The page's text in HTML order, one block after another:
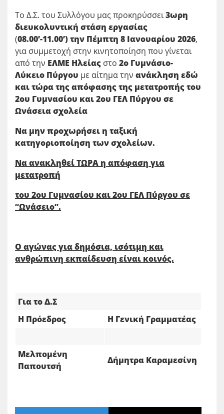
Το Δ.Σ. του Συλλόγου μας προκηρύσσει3ωρη
διευκολυντική στάση εργασίας
(08.00’-11.00’) την Πέμπτη 8 Ιανουαρίου 2026,
για συμμετοχή στην κινητοποίηση που γίνεται
από την ΕΛΜΕ Ηλείας στο 2ο Γυμνάσιο-
Λύκειο Πύργου με αίτημα την ανάκληση εδώ
και τώρα της απόφασης της μετατροπής του
2ου Γυμνασίου και 2ου ΓΕΛ Πύργου σε
Ωνάσεια σχολεία
Να μην προχωρήσει η ταξική
κατηγοριοποίηση των σχολείων.
Να ανακληθεί ΤΩΡΑ η απόφαση για
μετατροπή
του 2ου Γυμνασίου και 2ου ΓΕΛ Πύργου σε
“Ωνάσειο”.
Ο αγώνας για δημόσια, ισότιμη και
ανθρώπινη εκπαίδευση είναι κοινός.
Για το Δ.Σ
Η Πρόεδρος
Η Γενική Γραμματέας
Μελπομένη
Παπουτσή
Δήμητρα Καραμεσίνη